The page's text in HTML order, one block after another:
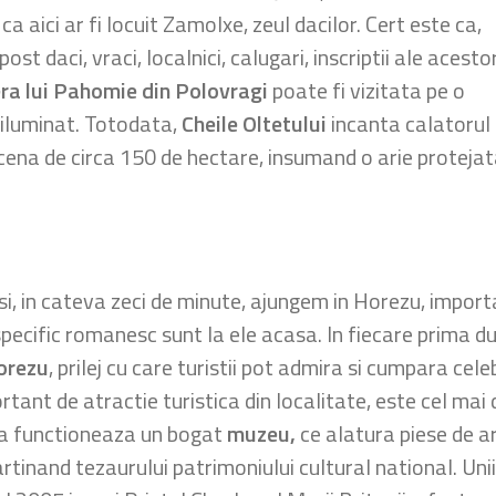
aici ar fi locuit Zamolxe, zeul dacilor. Cert este ca,
daci, vraci, localnici, calugari, inscriptii ale
lui Pahomie din Polovragipoate fi vizitata pe o
Totodata,Cheile Oltetuluiincanta calatorul
de circa 150 de hectare, insumand o arie
in cateva zeci de minute, ajungem in Horezu,
romanesc sunt la ele acasa. In fiecare prima
, prilej cu care turistii pot admira si cumpara
de atractie turistica din localitate, este cel
functioneaza un bogatmuzeu,ce alatura piese de
tezaurului patrimoniului cultural national.